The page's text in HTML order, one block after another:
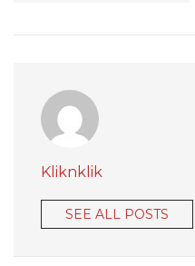
Kliknklik
SEE ALL POSTS